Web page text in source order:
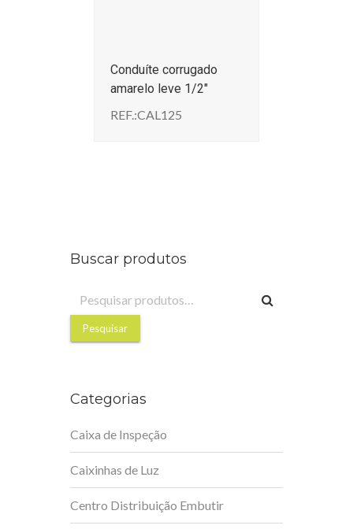
Conduíte corrugado
amarelo leve 1/2″
REF.:CAL125
Buscar produtos
Pesquisar
por:
Pesquisar
Categorias
Caixa de Inspeção
Caixinhas de Luz
Centro Distribuição Embutir